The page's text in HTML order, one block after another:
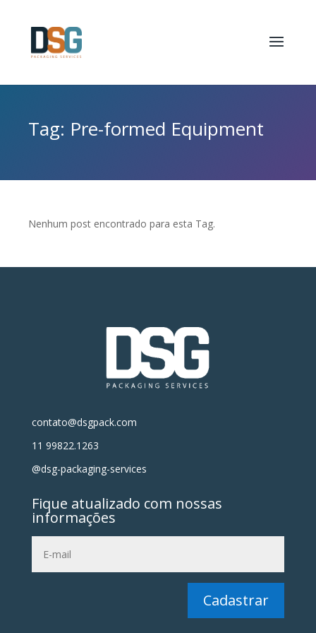
Tag: Pre-formed Equipment
Nenhum post encontrado para esta Tag.
contato@dsgpack.com
11 99822.1263
@dsg-packaging-services
Fique atualizado com nossas
informações
Cadastrar